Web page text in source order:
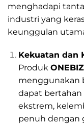
menghadapi
industri yang
keunggulan
Kekuatan dan
Produk
menggunakan
dapat
ekstrem,
penuh dengan